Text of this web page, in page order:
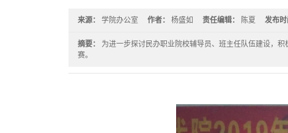
来源： 学院办公室 作者： 杨盛如 责任编辑： 陈夏 发布时
摘要：
为进一步探讨民办职业院校辅导员、班主任队伍建设，
赛。